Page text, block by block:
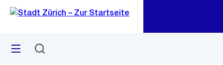
Navigation
Sprunglink
Menü